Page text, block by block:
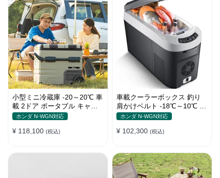
小型ミニ冷蔵庫 -20～20℃ 車
載 2ドア ポータブル キャン
プ アウトドア 車中泊 静音
ホンダ N-WGN対応
¥ 118,100 (税込)
車載クーラーボックス 釣り
肩かけベルト -18℃～10℃ 冷
凍冷蔵庫 車中泊 キャンプ 家
ホンダ N-WGN対応
¥ 102,300 (税込)